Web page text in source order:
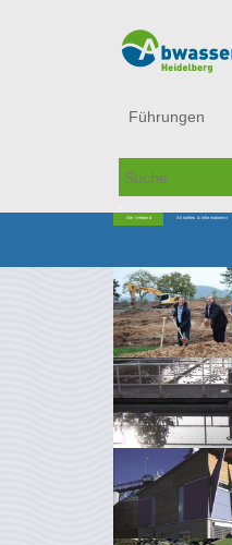
Führungen
Der Verband Aktuelles & Informationen